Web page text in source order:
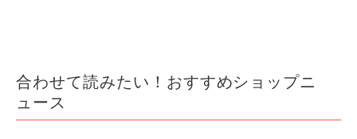
合わせて読みたい！おすすめショップニ
ュース